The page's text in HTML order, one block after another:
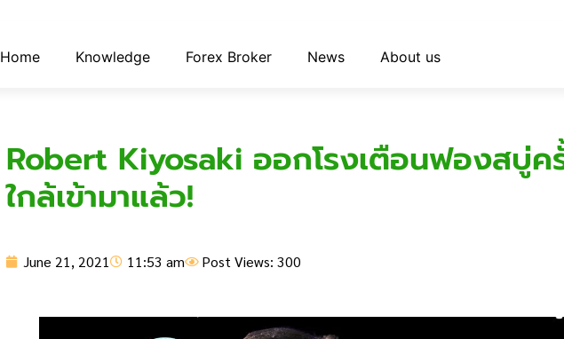
Home Knowledge Forex Broker News About us
Robert Kiyosaki ออกโรงเตือนฟองสบู่
ใกล้เข้ามาแล้ว!
June 21, 2021 11:53 am Post Views: 300